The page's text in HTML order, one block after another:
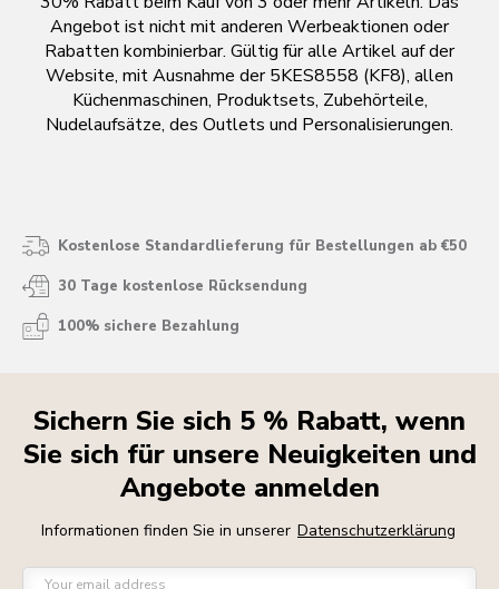
Angebot ist nicht mit anderen Werbeaktionen oder
Rabatten kombinierbar. Gültig für alle Artikel auf der
Website, mit Ausnahme der 5KES8558 (KF8), allen
Küchenmaschinen, Produktsets, Zubehörteile,
Nudelaufsätze, des Outlets und Personalisierungen.
Kostenlose Standardlieferung für Bestellungen ab €50
30 Tage kostenlose Rücksendung
100% sichere Bezahlung
Sichern Sie sich 5 % Rabatt, wenn
Sie sich für unsere Neuigkeiten und
Angebote anmelden
Informationen finden Sie in unserer Datenschutzerklärung
Your email address